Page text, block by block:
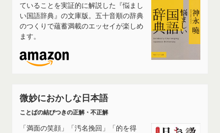
ていることを実証的に解説した『悩まし
い国語辞典』の文庫版。五十音順の辞典
のつくりで蘊蓄満載のエッセイが楽しめ
ます。
微妙におかしな日本語
ことばの結びつきの正解・不正解
「満面の笑顔」「汚名挽回」「的を得